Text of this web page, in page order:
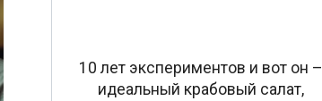
10 лет экспериментов и вот он –
идеальный крабовый салат,